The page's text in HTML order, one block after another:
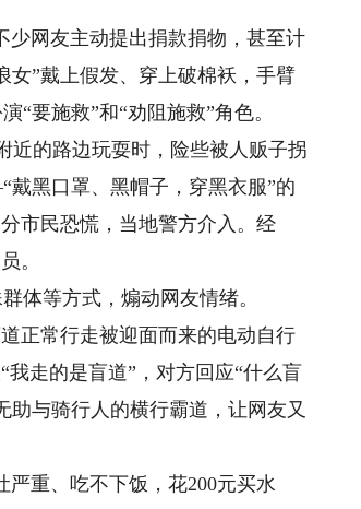
网友主动提出捐款捐物，甚至计
女”戴上假发、穿上破棉袄，手臂
要施救”和“劝阻施救”角色。
的路边玩耍时，险些被人贩子拐
黑口罩、黑帽子，穿黑衣服”的
市民恐慌，当地警方介入。经
。
等方式，煽动网友情绪。
正常行走被迎面而来的电动自行
走的是盲道”，对方回应“什么盲
助与骑行人的横行霸道，让网友又
重、吃不下饭，花200元买水